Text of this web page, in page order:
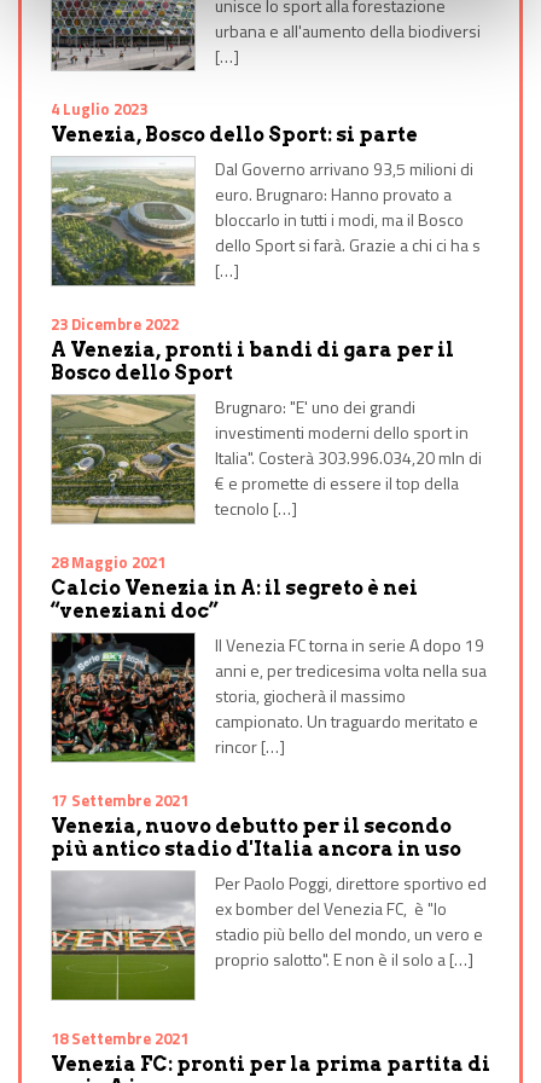
urbana e all'aumento della biodiversi
[…]
4 Luglio 2023
Venezia, Bosco dello Sport: si parte
Dal Governo arrivano 93,5 milioni di
euro. Brugnaro: Hanno provato a
bloccarlo in tutti i modi, ma il Bosco
dello Sport si farà. Grazie a chi ci ha s
[…]
23 Dicembre 2022
A Venezia, pronti i bandi di gara per il
Bosco dello Sport
Brugnaro: "E' uno dei grandi
investimenti moderni dello sport in
Italia". Costerà 303.996.034,20 mln di
€ e promette di essere il top della
tecnolo […]
28 Maggio 2021
Calcio Venezia in A: il segreto è nei
“veneziani doc”
Il Venezia FC torna in serie A dopo 19
anni e, per tredicesima volta nella sua
storia, giocherà il massimo
campionato. Un traguardo meritato e
rincor […]
17 Settembre 2021
Venezia, nuovo debutto per il secondo
più antico stadio d'Italia ancora in uso
Per Paolo Poggi, direttore sportivo ed
ex bomber del Venezia FC, è "lo
stadio più bello del mondo, un vero e
proprio salotto". E non è il solo a […]
18 Settembre 2021
Venezia FC: pronti per la prima partita di